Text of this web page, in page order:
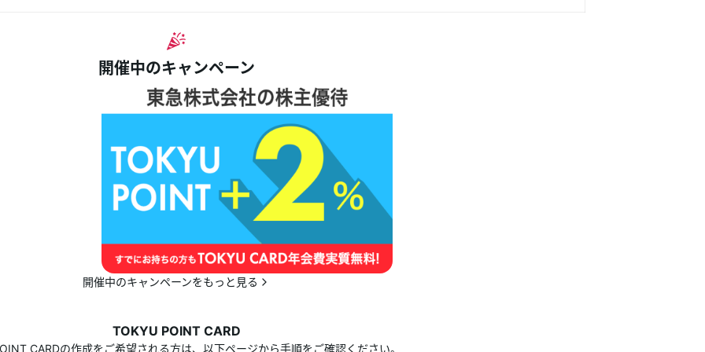
開催中のキャンペーン
開催中のキャンペーンをもっと見る
TOKYU POINT CARD
CARDの作成をご希望される方は、以下ページから手順をご確認ください。